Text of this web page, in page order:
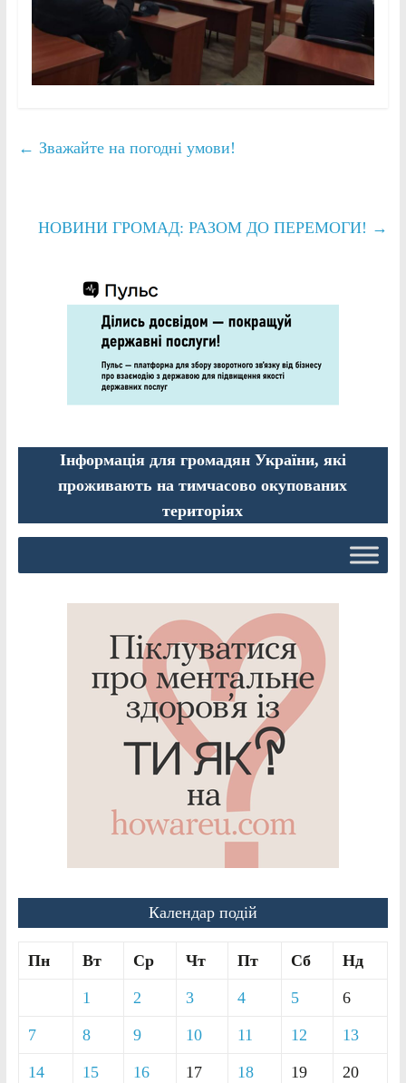
← Зважайте на погодні умови!
НОВИНИ ГРОМАД: РАЗОМ ДО ПЕРЕМОГИ! →
Інформація для громадян України, які
проживають на тимчасово окупованих
територіях
Календар подій
Пн Вт Ср Чт Пт Сб Нд
1 2 3 4 5 6
7 8 9 10 11 12 13
14 15 16 17 18 19 20